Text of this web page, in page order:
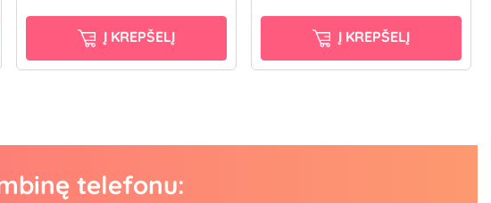
Į KREPŠELĮ Į KREPŠELĮ
telefonu: